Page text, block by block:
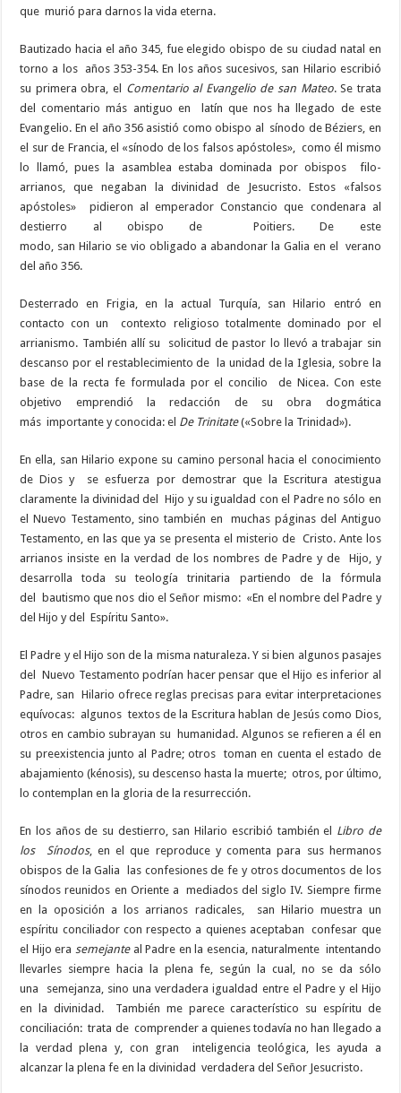
que murió para darnos la vida eterna.
Bautizado hacia el año 345, fue elegido obispo de su ciudad natal en
torno a los años 353-354. En los años sucesivos, san Hilario escribió
su primera obra, el Comentario al Evangelio de san Mateo. Se trata
del comentario más antiguo en latín que nos ha llegado de este
Evangelio. En el año 356 asistió como obispo al sínodo de Béziers, en
el sur de Francia, el «sínodo de los falsos apóstoles», como él mismo
lo llamó, pues la asamblea estaba dominada por obispos filo-
arrianos, que negaban la divinidad de Jesucristo. Estos «falsos
apóstoles» pidieron al emperador Constancio que condenara al
destierro al obispo de Poitiers. De este
modo, san Hilario se vio obligado a abandonar la Galia en el verano
del año 356.
Desterrado en Frigia, en la actual Turquía, san Hilario entró en
contacto con un contexto religioso totalmente dominado por el
arrianismo. También allí su solicitud de pastor lo llevó a trabajar sin
descanso por el restablecimiento de la unidad de la Iglesia, sobre la
base de la recta fe formulada por el concilio de Nicea. Con este
objetivo emprendió la redacción de su obra dogmática
más importante y conocida: el De Trinitate(«Sobre la Trinidad»).
En ella, san Hilario expone su camino personal hacia el conocimiento
de Dios y se esfuerza por demostrar que la Escritura atestigua
claramente la divinidad del Hijo y su igualdad con el Padre no sólo en
el Nuevo Testamento, sino también en muchas páginas del Antiguo
Testamento, en las que ya se presenta el misterio de Cristo. Ante los
arrianos insiste en la verdad de los nombres de Padre y de Hijo, y
desarrolla toda su teología trinitaria partiendo de la fórmula
del bautismo que nos dio el Señor mismo: «En el nombre del Padre y
del Hijo y del Espíritu Santo».
El Padre y el Hijo son de la misma naturaleza. Y si bien algunos pasajes
del Nuevo Testamento podrían hacer pensar que el Hijo es inferior al
Padre, san Hilario ofrece reglas precisas para evitar interpretaciones
equívocas: algunos textos de la Escritura hablan de Jesús como Dios,
otros en cambio subrayan su humanidad. Algunos se refieren a él en
su preexistencia junto al Padre; otros toman en cuenta el estado de
abajamiento (kénosis), su descenso hasta la muerte; otros, por último,
lo contemplan en la gloria de la resurrección.
En los años de su destierro, san Hilario escribió también el Libro de
los Sínodos, en el que reproduce y comenta para sus hermanos
obispos de la Galia las confesiones de fe y otros documentos de los
sínodos reunidos en Oriente a mediados del siglo IV. Siempre firme
en la oposición a los arrianos radicales, san Hilario muestra un
espíritu conciliador con respecto a quienes aceptaban confesar que
el Hijo erasemejanteal Padre en la esencia, naturalmente intentando
llevarles siempre hacia la plena fe, según la cual, no se da sólo
una semejanza, sino una verdadera igualdad entre el Padre y el Hijo
en la divinidad. También me parece característico su espíritu de
conciliación: trata de comprender a quienes todavía no han llegado a
la verdad plena y, con gran inteligencia teológica, les ayuda a
alcanzar la plena fe en la divinidad verdadera del Señor Jesucristo.